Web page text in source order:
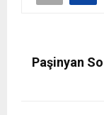
Paşinyan